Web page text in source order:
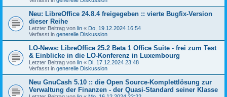
Neu: LibreOffice 24.8.4 freigegeben :: vierte Bugfix-Version
dieser Reihe
Letzter Beitrag von lin « Do, 19.12.2024 16:54
Verfasst in generelle Diskussion
LO-News: LibreOffice 25.2 Beta 1 Office Suite - frei zum Test
& Einblicke in die LO-Konferenz in Luxembourg
Letzter Beitrag von lin « Di, 17.12.2024 23:48
Verfasst in generelle Diskussion
Neu GnuCash 5.10 :: die Open Source-Komplettlösung zur
Verwaltung der Finanzen - der Quasi-Standard seiner Klasse